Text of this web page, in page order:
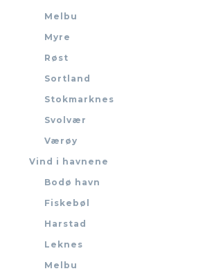
Melbu
Myre
Røst
Sortland
Stokmarknes
Svolvær
Værøy
Vind i havnene
Bodø havn
Fiskebøl
Harstad
Leknes
Melbu